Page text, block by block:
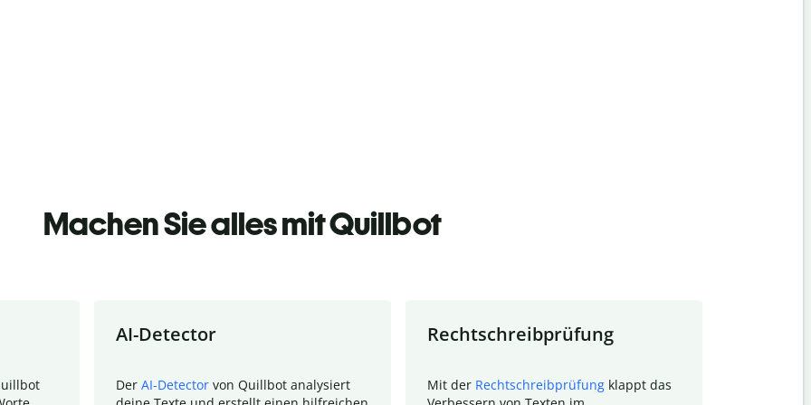
Machen Sie alles mit Quillbot
AI-Detector
Der AI-Detector von Quillbot analysiert
Rechtschreibprüfung
Mit der Rechtschreibprüfung klappt das